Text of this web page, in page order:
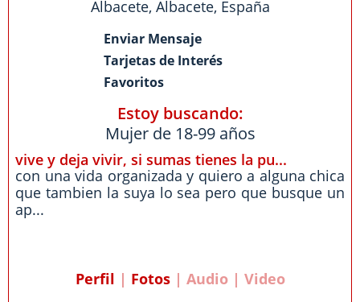
Albacete, Albacete, España
Enviar Mensaje
Tarjetas de Interés
Favoritos
Estoy buscando:
Mujer de 18-99 años
vive y deja vivir, si sumas tienes la pu...
con una vida organizada y quiero a alguna chica
que tambien la suya lo sea pero que busque un
ap...
Perfil | Fotos| Audio | Video